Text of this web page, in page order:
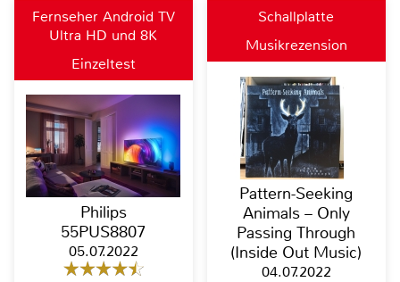
Fernseher Android TV
Ultra HD und 8K
Einzeltest
Philips
55PUS8807
05.07.2022
Schallplatte
Musikrezension
Pattern-Seeking
Animals – Only
Passing Through
(Inside Out Music)
04.07.2022